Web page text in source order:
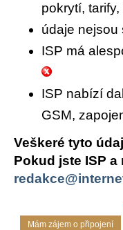
pokrytí,
údaje nejsou
ISP má
ISP nabízí
GSM,
Veškeré tyto
Pokud jste ISP
Mám zájem o připojení